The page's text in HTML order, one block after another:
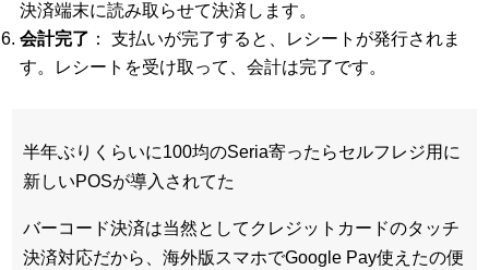
決済端末に読み取らせて決済します。
会計完了 ： 支払いが完了すると、レシートが発行されま
す。レシートを受け取って、会計は完了です。
半年ぶりくらいに100均のSeria寄ったらセルフレジ用に
新しいPOSが導入されてた
バーコード決済は当然としてクレジットカードのタッチ
決済対応だから、海外版スマホでGoogle Pay使えたの便